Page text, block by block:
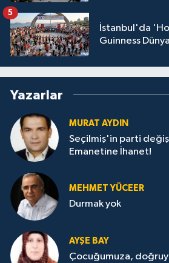
İstanbul'da
Guinness
5
Yazarlar
MURAT AYDIN
Seçilmiş'in parti
Emanetine İhanet!
MEHMET YÜCEER
Durmak yok
AYŞE BAY
Çocuğumuza,